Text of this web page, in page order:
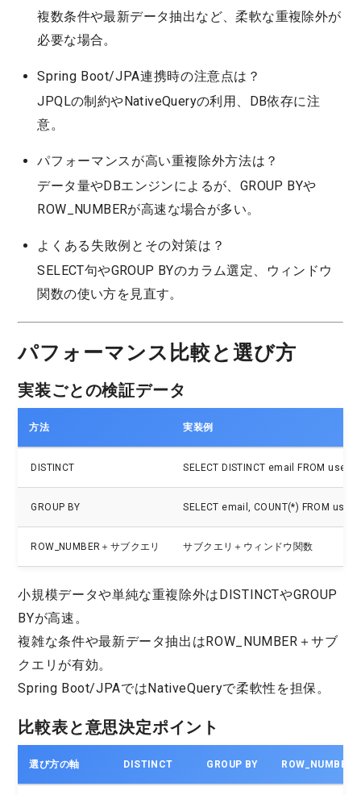
複数条件や最新データ抽出など、柔軟な重複除外が
必要な場合。
Spring Boot/JPA連携時の注意点は？
JPQLの制約やNativeQueryの利用、DB依存に注
意。
パフォーマンスが高い重複除外方法は？
データ量やDBエンジンによるが、GROUP BYや
ROW_NUMBERが高速な場合が多い。
よくある失敗例とその対策は？
SELECT句やGROUP BYのカラム選定、ウィンドウ
関数の使い方を見直す。
パフォーマンス比較と選び方
実装ごとの検証データ
方法 実装例
DISTINCT SELECT DISTINCT email FROM users
GROUP BY SELECT email, COUNT(*) FROM
ROW_NUMBER＋サブクエリ サブクエリ＋ウィンドウ関数
小規模データや単純な重複除外はDISTINCTやGROUP
BYが高速。
複雑な条件や最新データ抽出はROW_NUMBER＋サブ
クエリが有効。
Spring Boot/JPAではNativeQueryで柔軟性を担保。
比較表と意思決定ポイント
選び方の軸 DISTINCT GROUP BY ROW_NUMBER